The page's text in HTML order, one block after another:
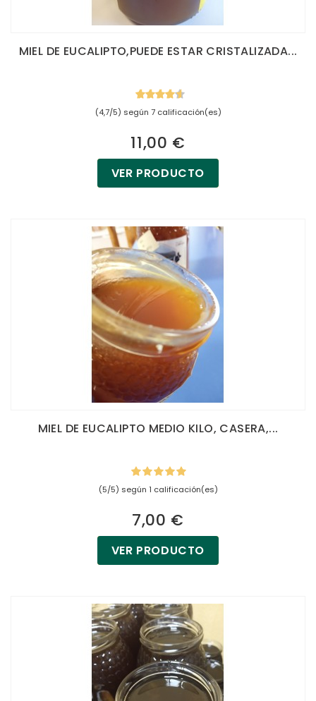
MIEL DE EUCALIPTO,PUEDE ESTAR CRISTALIZADA...
(4,7/5) según 7 calificación(es)
11,00 €
VER PRODUCTO
MIEL DE EUCALIPTO MEDIO KILO, CASERA,...
(5/5) según 1 calificación(es)
7,00 €
VER PRODUCTO